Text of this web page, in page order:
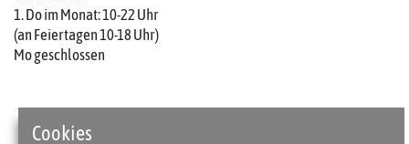
Cookies
1. Do im Monat: 10-22 Uhr
(an Feiertagen 10-18 Uhr)
Mo geschlossen